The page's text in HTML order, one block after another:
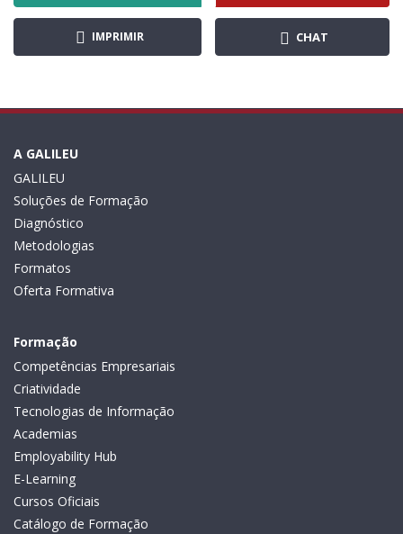
IMPRIMIR CHAT
A GALILEU
GALILEU
Soluções de Formação
Diagnóstico
Metodologias
Formatos
Oferta Formativa
Formação
Competências Empresariais
Criatividade
Tecnologias de Informação
Academias
Employability Hub
E-Learning
Cursos Oficiais
Catálogo de Formação